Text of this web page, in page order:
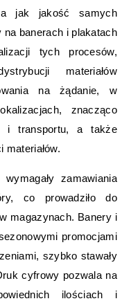
jak jakość samych
na banerach i plakatach
tych procesów,
materiałów
na żądanie, w
znacząco
i transportu, a także
materiałów.
zamawiania
co prowadziło do
magazynach. Banery i
promocjami
szybko stawały
cyfrowy pozwala na
ilościach i